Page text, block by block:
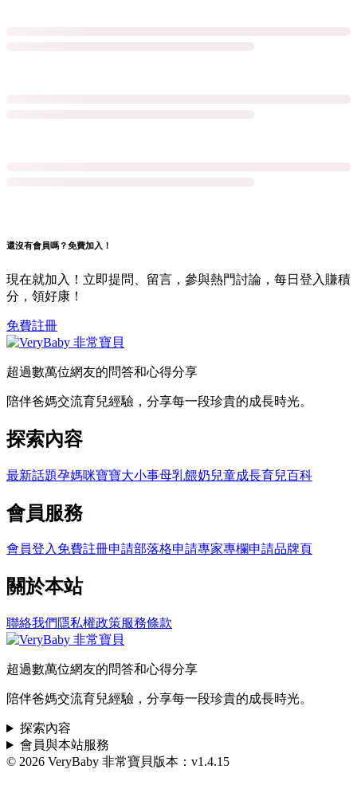
還沒有會員嗎？免費加入！
現在就加入！立即提問、留言，參與熱門討論，每日登入賺積
分，領好康！
免費註冊
超過數萬位網友的問答和心得分享
陪伴爸媽交流育兒經驗，分享每一段珍貴的成長時光。
探索內容
最新話題孕媽咪寶寶大小事母乳餵奶兒童成長育兒百科
會員服務
會員登入免費註冊申請部落格申請專家專欄申請品牌頁
關於本站
聯絡我們 隱私權政策服務條款
超過數萬位網友的問答和心得分享
陪伴爸媽交流育兒經驗，分享每一段珍貴的成長時光。
探索內容
會員與本站服務
© 2026 VeryBaby 非常寶貝版本：v1.4.15